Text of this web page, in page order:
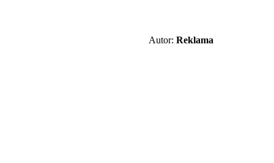
Autor: Reklama